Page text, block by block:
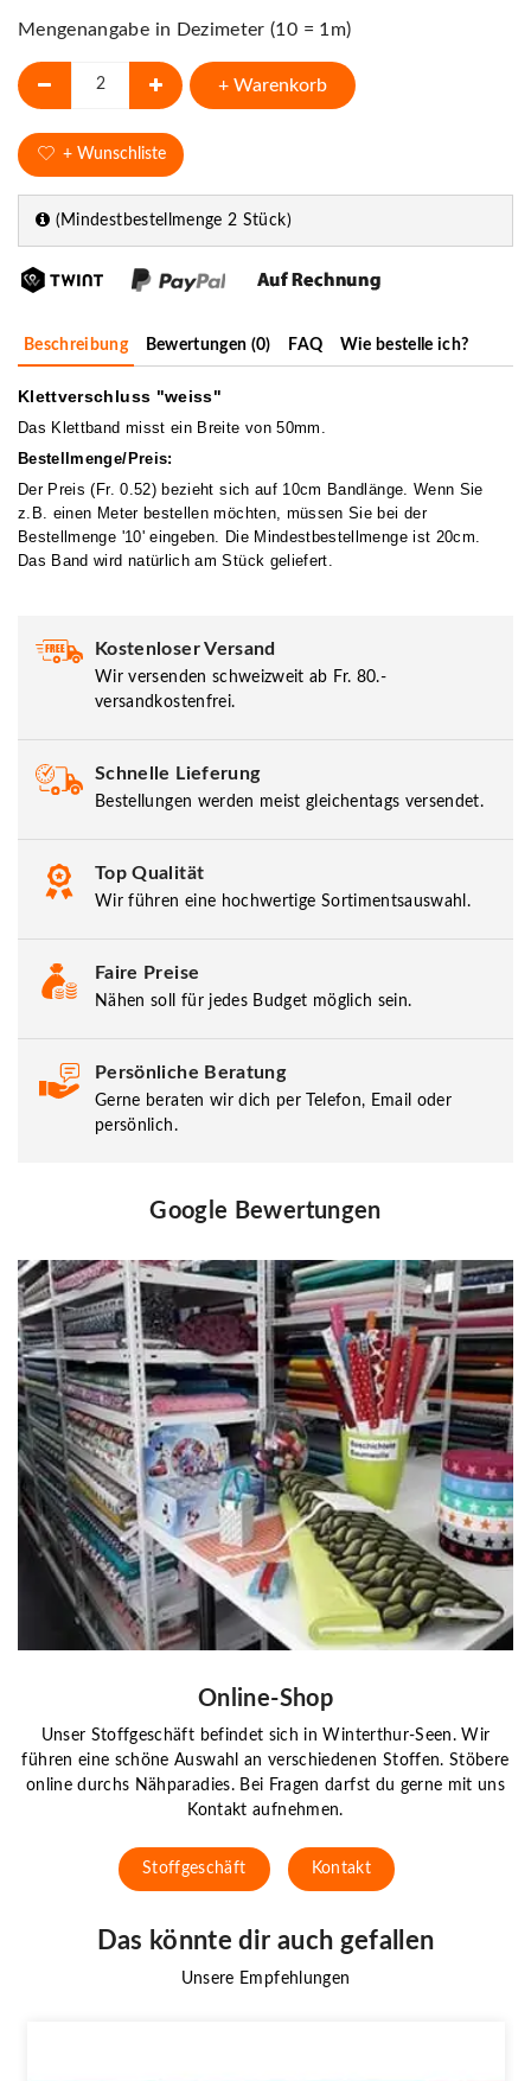
Mengenangabe in Dezimeter (10 = 1m)
+ Warenkorb
+ Wunschliste
(Mindestbestellmenge 2 Stück)
Beschreibung Bewertungen (0) FAQ Wie bestelle ich?
Klettverschluss "weiss"
Das Klettband misst ein Breite von 50mm.
Bestellmenge/Preis:
Der Preis (Fr. 0.52) bezieht sich auf 10cm Bandlänge. Wenn Sie
z.B. einen Meter bestellen möchten, müssen Sie bei der
Bestellmenge '10' eingeben. Die Mindestbestellmenge ist 20cm.
Das Band wird natürlich am Stück geliefert.
Kostenloser Versand
Wir versenden schweizweit ab Fr. 80.-
versandkostenfrei.
Schnelle Lieferung
Bestellungen werden meist gleichentags versendet.
Top Qualität
Wir führen eine hochwertige Sortimentsauswahl.
Faire Preise
Nähen soll für jedes Budget möglich sein.
Persönliche Beratung
Gerne beraten wir dich per Telefon, Email oder
persönlich.
Google Bewertungen
Online-Shop
Unser Stoffgeschäft befindet sich in Winterthur-Seen. Wir
führen eine schöne Auswahl an verschiedenen Stoffen. Stöbere
online durchs Nähparadies. Bei Fragen darfst du gerne mit uns
Kontakt aufnehmen.
Stoffgeschäft Kontakt
Das könnte dir auch gefallen
Unsere Empfehlungen